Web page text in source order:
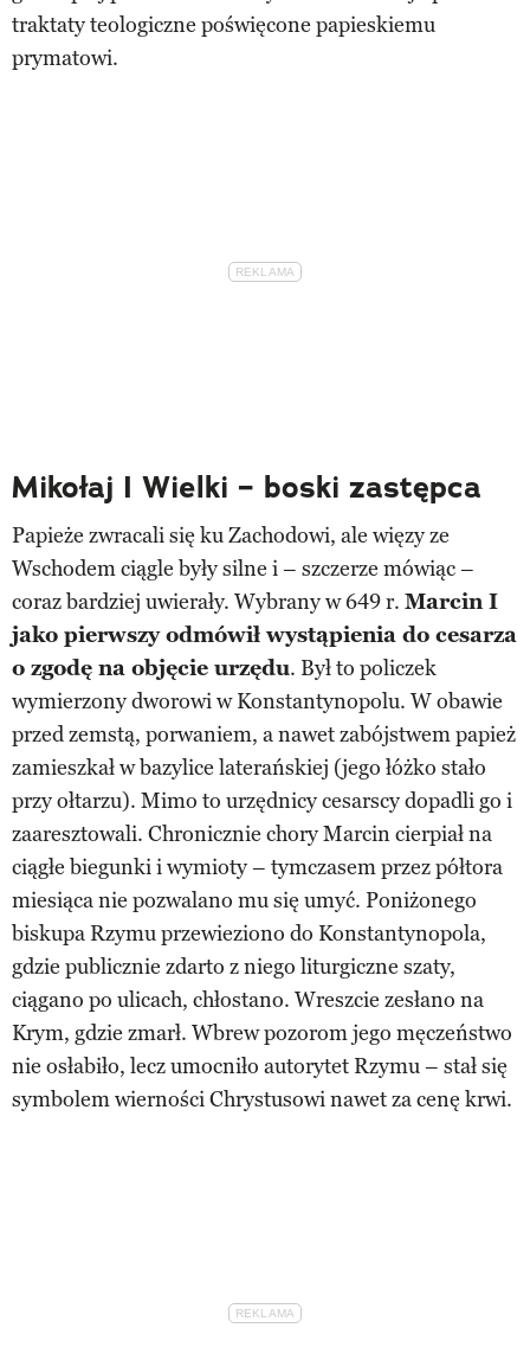
traktaty teologiczne poświęcone papieskiemu
prymatowi.
Mikołaj I Wielki – boski zastępca
Papieże zwracali się ku Zachodowi, ale więzy ze
Wschodem ciągle były silne i – szczerze mówiąc –
coraz bardziej uwierały. Wybrany w 649 r. Marcin I
jako pierwszy odmówił wystąpienia do cesarza
o zgodę na objęcie urzędu. Był to policzek
wymierzony dworowi w Konstantynopolu. W obawie
przed zemstą, porwaniem, a nawet zabójstwem papież
zamieszkał w bazylice laterańskiej (jego łóżko stało
przy ołtarzu). Mimo to urzędnicy cesarscy dopadli go i
zaaresztowali. Chronicznie chory Marcin cierpiał na
ciągłe biegunki i wymioty – tymczasem przez półtora
miesiąca nie pozwalano mu się umyć. Poniżonego
biskupa Rzymu przewieziono do Konstantynopola,
gdzie publicznie zdarto z niego liturgiczne szaty,
ciągano po ulicach, chłostano. Wreszcie zesłano na
Krym, gdzie zmarł. Wbrew pozorom jego męczeństwo
nie osłabiło, lecz umocniło autorytet Rzymu – stał się
symbolem wierności Chrystusowi nawet za cenę krwi.